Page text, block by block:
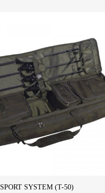
Adaugă În Coș
SYSTEM (T-50)